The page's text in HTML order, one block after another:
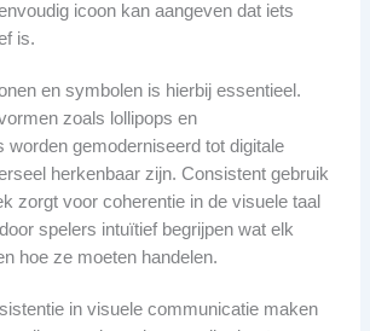
icoon kan aangeven dat iets
is.
en symbolen is hierbij essentieel.
zoals lollipops en
worden gemoderniseerd tot digitale
herkenbaar zijn. Consistent gebruik
zorgt voor coherentie in de visuele taal
spelers intuïtief begrijpen wat elk
hoe ze moeten handelen.
in visuele communicatie maken